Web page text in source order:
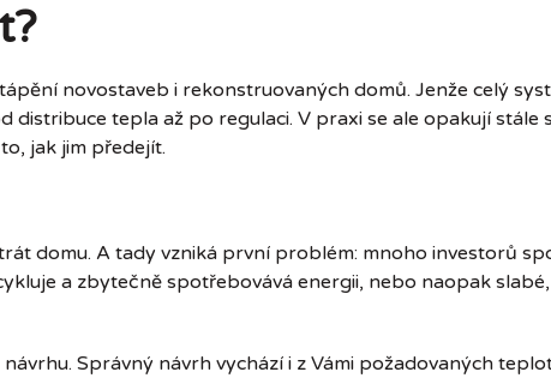
novostaveb i rekonstruovaných domů. Jenže celý
distribuce tepla až po regulaci. V praxi se ale opakují
jak jim předejít.
domu. A tady vzniká první problém: mnoho investorů
a zbytečně spotřebovává energii, nebo naopak
Správný návrh vychází i z Vámi požadovaných